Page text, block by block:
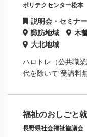
ポリテクセンター松本
説明会・セミナー
諏訪地域
木
大北地域
ハロトレ（公共職
代を除いて“受講料
福祉のおしごと
長野県社会福祉協議会